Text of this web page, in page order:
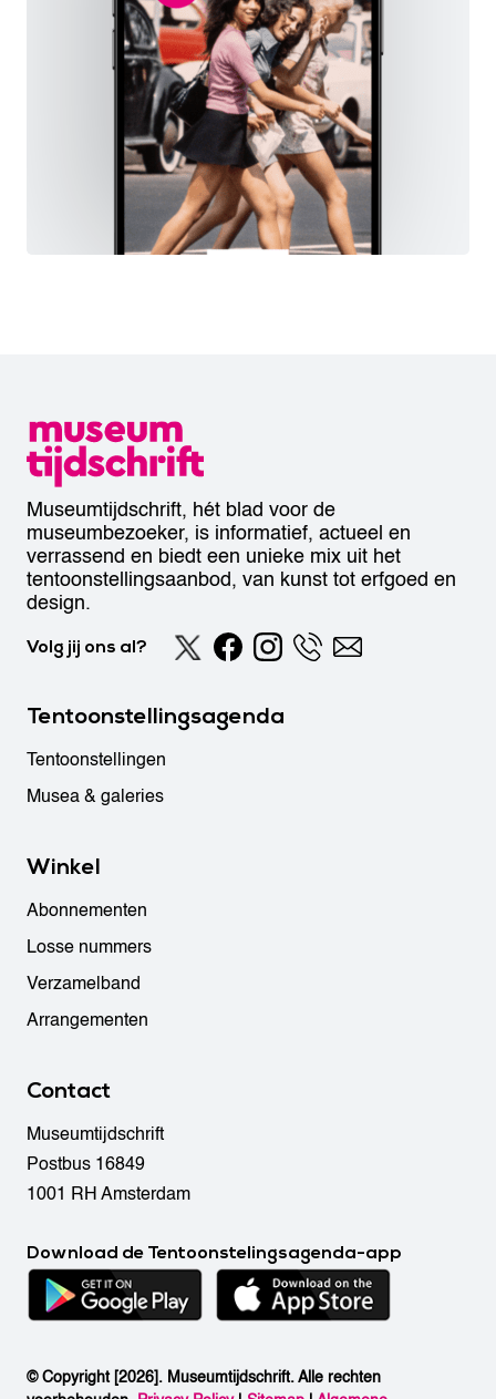
Museumtijdschrift, hét blad voor de
museumbezoeker, is informatief, actueel en
verrassend en biedt een unieke mix uit het
tentoonstellingsaanbod, van kunst tot erfgoed en
design.
Volg jij ons al?
Tentoonstellingsagenda
Tentoonstellingen
Musea & galeries
Winkel
Abonnementen
Losse nummers
Verzamelband
Arrangementen
Contact
Museumtijdschrift
Postbus 16849
1001 RH Amsterdam
Download de Tentoonstelingsagenda-app
© Copyright [2026]. Museumtijdschrift. Alle rechten